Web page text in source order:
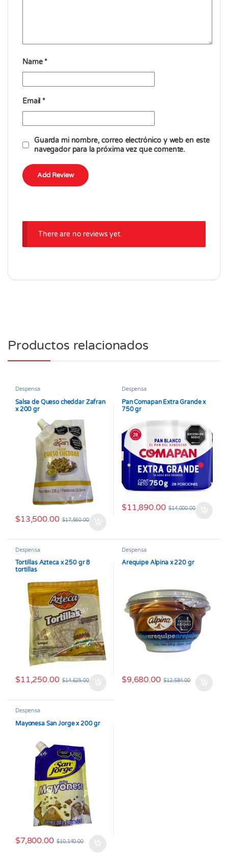
Name *
Email *
Guarda mi nombre, correo electrónico y web en este
navegador para la próxima vez que comente.
There are no reviews yet.
Productos relacionados
Despensa
Salsa de Queso cheddar Zafran
x 200 gr
$13,500.00 $17,550.00
Despensa
Pan Comapan Extra Grande x
750 gr
$11,890.00 $14,000.00
Despensa
Tortillas Azteca x 250 gr 8
tortillas
$11,250.00 $14,625.00
Despensa
Arequipe Alpina x 220 gr
$9,680.00 $12,584.00
Despensa
Mayonesa San Jorge x 200 gr
$7,800.00 $10,140.00